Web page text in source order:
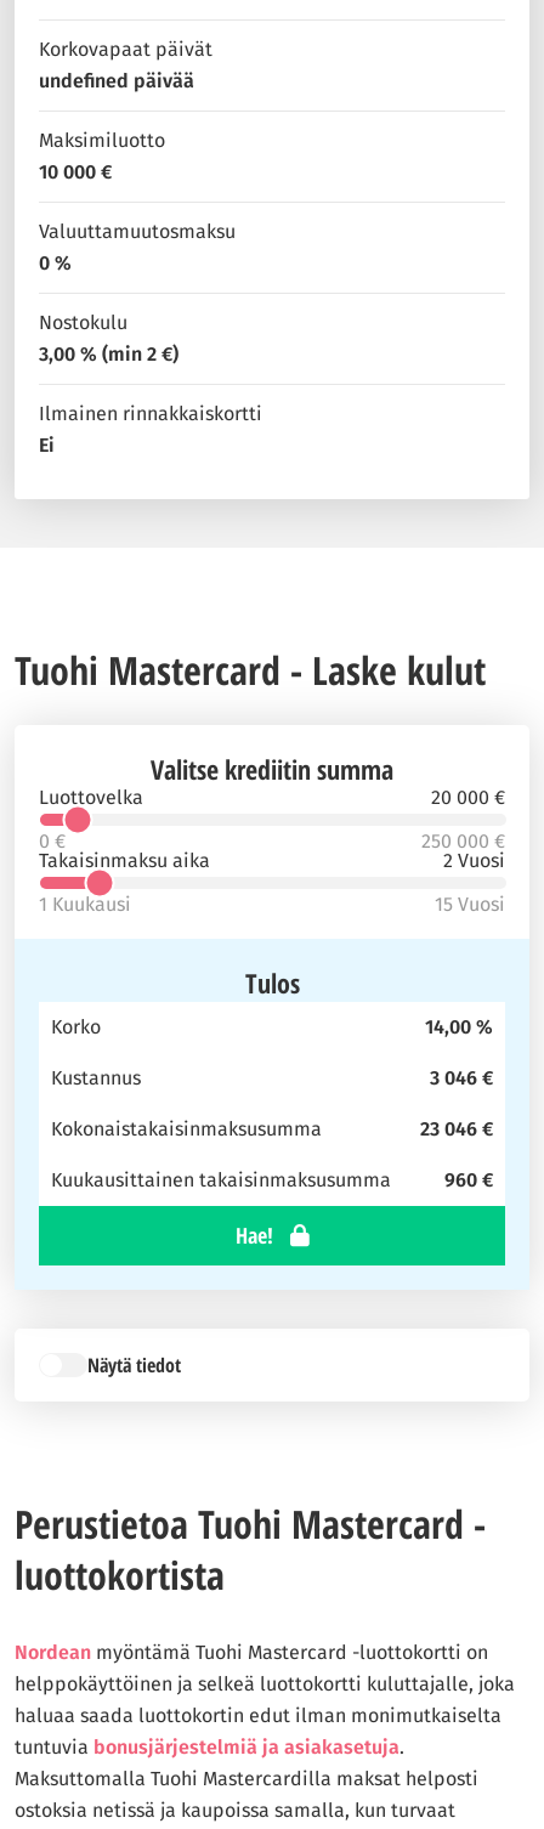
Korkovapaat päivät
undefined päivää
Maksimiluotto
10 000 €
Valuuttamuutosmaksu
0 %
Nostokulu
3,00 % (min 2 €)
Ilmainen rinnakkaiskortti
Ei
Tuohi Mastercard - Laske kulut
Valitse krediitin summa
Luottovelka
20 000 €
0 €
250 000 €
Takaisinmaksu aika
2 Vuosi
1 Kuukausi
15 Vuosi
Tulos
Korko 14,00 %
Kustannus 3 046 €
Kokonaistakaisinmaksusumma 23 046 €
Kuukausittainen takaisinmaksusumma 960 €
Hae!
Näytä tiedot
Perustietoa Tuohi Mastercard -
luottokortista
Nordean myöntämä Tuohi Mastercard -luottokortti on
helppokäyttöinen ja selkeä luottokortti kuluttajalle, joka
haluaa saada luottokortin edut ilman monimutkaiselta
tuntuvia bonusjärjestelmiä ja asiakasetuja.
Maksuttomalla Tuohi Mastercardilla maksat helposti
ostoksia netissä ja kaupoissa samalla, kun turvaat